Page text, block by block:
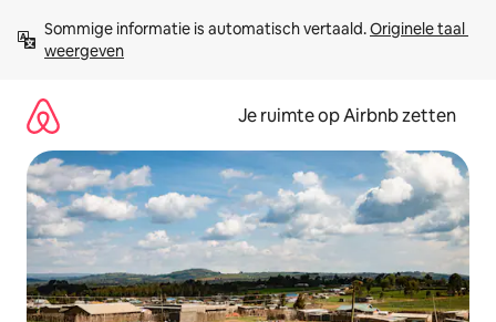
direct
naar
Sommige informatie is automatisch vertaald. Originele taal
weergeven
Je ruimte op Airbnb zetten